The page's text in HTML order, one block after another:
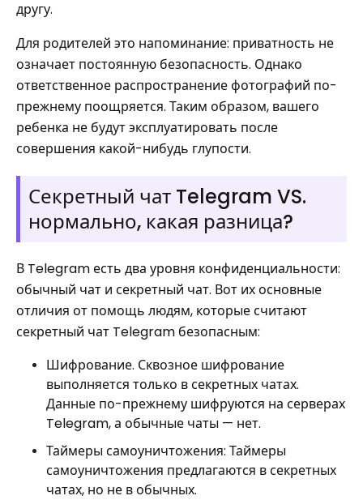
другу.
Для родителей это напоминание: приватность не
означает постоянную безопасность. Однако
ответственное распространение фотографий по-
прежнему поощряется. Таким образом, вашего
ребенка не будут эксплуатировать после
совершения какой-нибудь глупости.
Секретный чат Telegram VS.
нормально, какая разница?
В Telegram есть два уровня конфиденциальности:
обычный чат и секретный чат. Вот их основные
отличия от помощь людям, которые считают
секретный чат Telegram безопасным:
Шифрование. Сквозное шифрование
выполняется только в секретных чатах.
Данные по-прежнему шифруются на серверах
Telegram, а обычные чаты — нет.
Таймеры самоуничтожения: Таймеры
самоуничтожения предлагаются в секретных
чатах, но не в обычных.